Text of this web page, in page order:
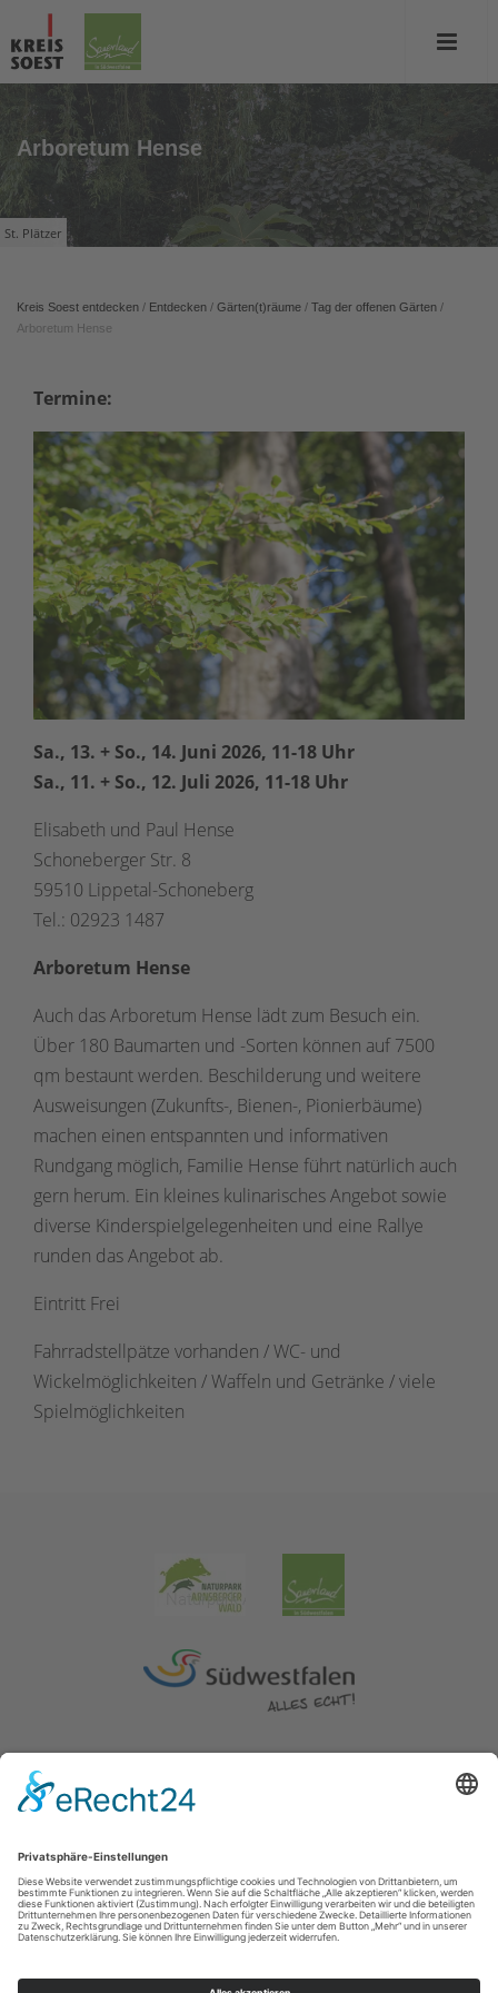
St. Plätzer
Arboretum Hense
Kreis Soest entdecken / Entdecken / Gärten(t)räume / Tag der offenen Gärten /
Arboretum Hense
Termine:
Sa., 13. + So., 14. Juni 2026, 11-18 Uhr
Sa., 11. + So., 12. Juli 2026, 11-18 Uhr
Elisabeth und Paul Hense
Schoneberger Str. 8
59510 Lippetal-Schoneberg
Tel.: 02923 1487
Arboretum Hense
Auch das Arboretum Hense lädt zum Besuch ein.
Über 180 Baumarten und -Sorten können auf 7500
qm bestaunt werden. Beschilderung und weitere
Ausweisungen (Zukunfts-, Bienen-, Pionierbäume)
machen einen entspannten und informativen
Rundgang möglich, Familie Hense führt natürlich auch
gern herum. Ein kleines kulinarisches Angebot sowie
diverse Kinderspielgelegenheiten und eine Rallye
runden das Angebot ab.
Eintritt Frei
Fahrradstellpätze vorhanden / WC- und
Wickelmöglichkeiten / Waffeln und Getränke / viele
Spielmöglichkeiten
Impressum|Erklärung zur Barrierefreiheit
Kreis Soest | Der Landrat Hoher Weg 1-3 59494 Soest